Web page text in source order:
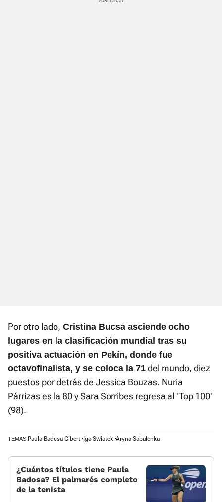
Por otro lado, Cristina Bucsa asciende ocho
lugares en la clasificación mundial tras su
positiva actuación en Pekín, donde fue
octavofinalista, y se coloca la 71 del mundo, diez
puestos por detrás de Jessica Bouzas. Nuria
Párrizas es la 80 y Sara Sorribes regresa al 'Top 100'
(98).
TEMAS: Paula Badosa Gibert Iga Swiatek Aryna Sabalenka
¿Cuántos títulos tiene Paula
Badosa? El palmarés completo
de la tenista